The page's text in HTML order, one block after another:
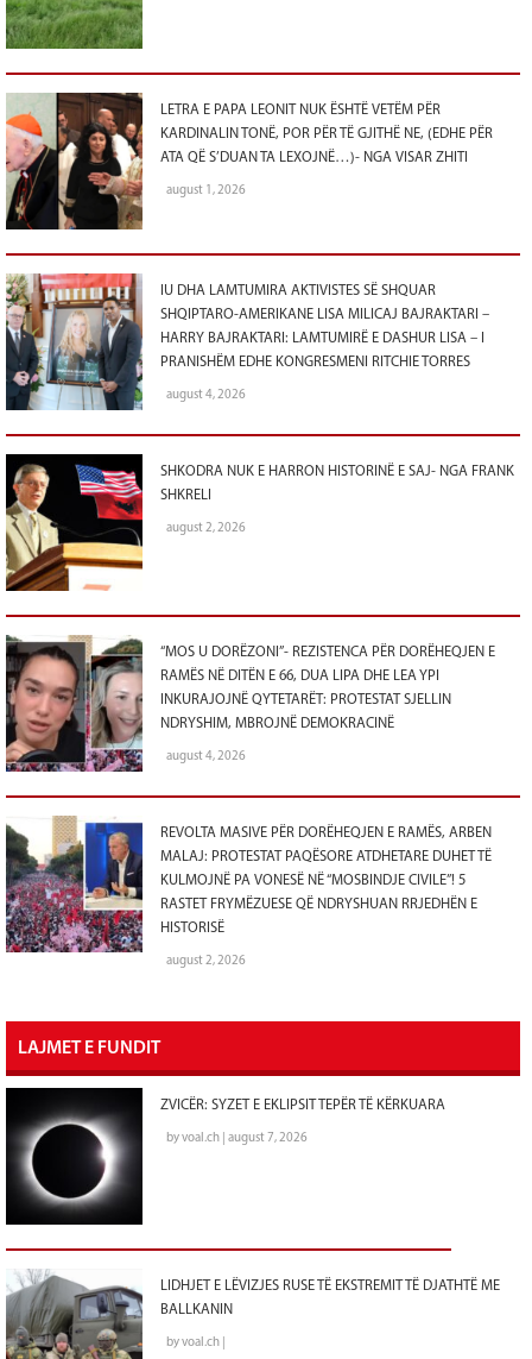
LETRA E PAPA LEONIT NUK ËSHTË VETËM PËR
KARDINALIN TONË, POR PËR TË GJITHË NE, (EDHE PËR
ATA QË S’DUAN TA LEXOJNË…)- NGA VISAR ZHITI
august 1, 2026
IU DHA LAMTUMIRA AKTIVISTES SË SHQUAR
SHQIPTARO-AMERIKANE LISA MILICAJ BAJRAKTARI –
HARRY BAJRAKTARI: LAMTUMIRË E DASHUR LISA – I
PRANISHËM EDHE KONGRESMENI RITCHIE TORRES
august 4, 2026
SHKODRA NUK E HARRON HISTORINË E SAJ- NGA FRANK
SHKRELI
august 2, 2026
“MOS U DORËZONI”- REZISTENCA PËR DORËHEQJEN E
RAMËS NË DITËN E 66, DUA LIPA DHE LEA YPI
INKURAJOJNË QYTETARËT: PROTESTAT SJELLIN
NDRYSHIM, MBROJNË DEMOKRACINË
august 4, 2026
REVOLTA MASIVE PËR DORËHEQJEN E RAMËS, ARBEN
MALAJ: PROTESTAT PAQËSORE ATDHETARE DUHET TË
KULMOJNË PA VONESË NË “MOSBINDJE CIVILE”! 5
RASTET FRYMËZUESE QË NDRYSHUAN RRJEDHËN E
HISTORISË
august 2, 2026
LAJMET E FUNDIT
ZVICËR: SYZET E EKLIPSIT TEPËR TË KËRKUARA
by voal.ch | august 7, 2026
LIDHJET E LËVIZJES RUSE TË EKSTREMIT TË DJATHTË ME
BALLKANIN
by voal.ch |